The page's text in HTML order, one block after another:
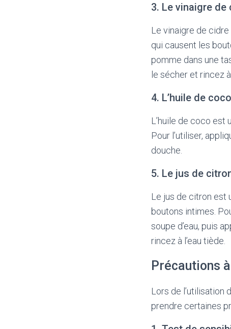
3. Le vinaigre
Le vinaigre de
qui causent les
pomme dans une
le sécher et rincez à
4. L’huile de coco
L’huile de coco est
Pour l’utiliser,
douche.
5. Le jus de
Le jus de citron est
boutons intimes.
soupe d’eau, puis
rincez à l’eau tiède.
Précautions
Lors de l’utilisation
prendre certaines